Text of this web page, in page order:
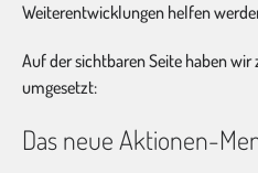
Weiterentwicklungen helfen
Auf der sichtbaren Seite haben wir
umgesetzt:
Das neue Aktionen-